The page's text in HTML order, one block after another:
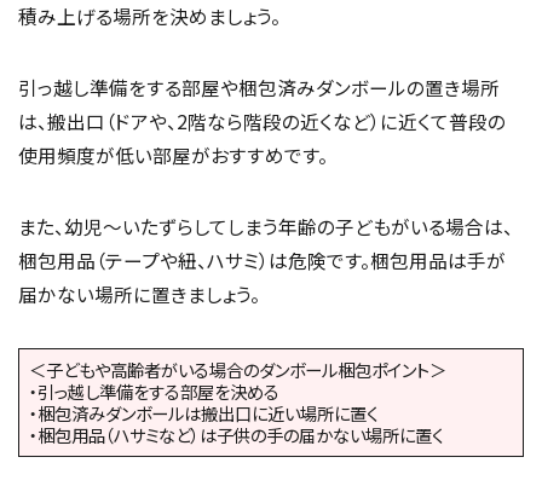
積み上げる場所を決めましょう。
引っ越し準備をする部屋や梱包済みダンボールの置き場所
は、搬出口（ドアや、2階なら階段の近くなど）に近くて普段の
使用頻度が低い部屋がおすすめです。
また、幼児〜いたずらしてしまう年齢の子どもがいる場合は、
梱包用品（テープや紐、ハサミ）は危険です。梱包用品は手が
届かない場所に置きましょう。
＜子どもや高齢者がいる場合のダンボール梱包ポイント＞
・引っ越し準備をする部屋を決める
・梱包済みダンボールは搬出口に近い場所に置く
・梱包用品（ハサミなど）は子供の手の届かない場所に置く